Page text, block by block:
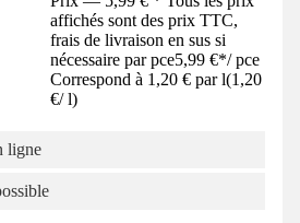
affichés sont des prix TTC,
frais de livraison en sus si
nécessaire par pce5,99 €*/ pce
Correspond à 1,20 € par l(1,20
€/ l)
ligne